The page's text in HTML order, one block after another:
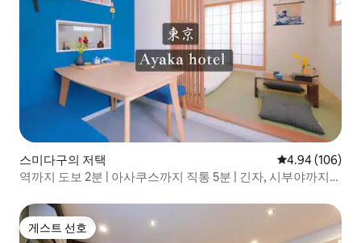
스미다구의 저택 평점 4.94점(5
4.94 (106)
역까지 도보 2분 | 아사쿠스까지 직통 5분 | 긴자, 시부야까지
통 | 빌라 전체 임대
게스트 선호
게스트 선호